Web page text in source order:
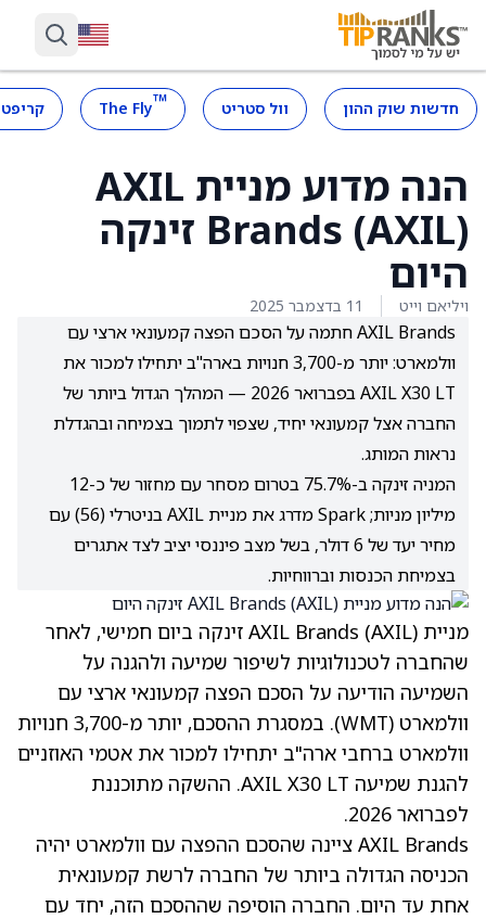
חדשות שוק ההון וול סטריט ™
The Fly
הנה מדוע מניית AXIL
Brands (AXIL) זינקה
היום
ויליאם וייט 11 בדצמבר 2025
AXIL Brands חתמה על הסכם הפצה קמעונאי ארצי עם
וולמארט: יותר מ-3,700 חנויות בארה"ב יתחילו למכור את
AXIL X30 LT בפברואר 2026 — המהלך הגדול ביותר של
החברה אצל קמעונאי יחיד, שצפוי לתמוך בצמיחה ובהגדלת
נראות המותג.
המניה זינקה ב-75.7% בטרום מסחר עם מחזור של כ-12
מיליון מניות; Spark מדרג את מניית AXIL בניטרלי (56) עם
מחיר יעד של 6 דולר, בשל מצב פיננסי יציב לצד אתגרים
בצמיחת הכנסות וברווחיות.
מניית AXIL Brands (AXIL)
זינקה ביום חמישי, לאחר
שהחברה לטכנולוגיות לשיפור שמיעה ולהגנה על
השמיעה הודיעה על הסכם הפצה קמעונאי ארצי עם
וולמארט (WMT)
. במסגרת ההסכם, יותר מ-3,700 חנויות
וולמארט ברחבי ארה"ב יתחילו למכור את אטמי האוזניים
להגנת שמיעה AXIL X30 LT. ההשקה מתוכננת
לפברואר 2026.
AXIL Brands ציינה שהסכם ההפצה עם וולמארט יהיה
הכניסה הגדולה ביותר של החברה לרשת קמעונאית
אחת עד היום. החברה הוסיפה שההסכם הזה, יחד עם